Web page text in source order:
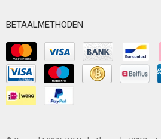
BETAALMETHODEN